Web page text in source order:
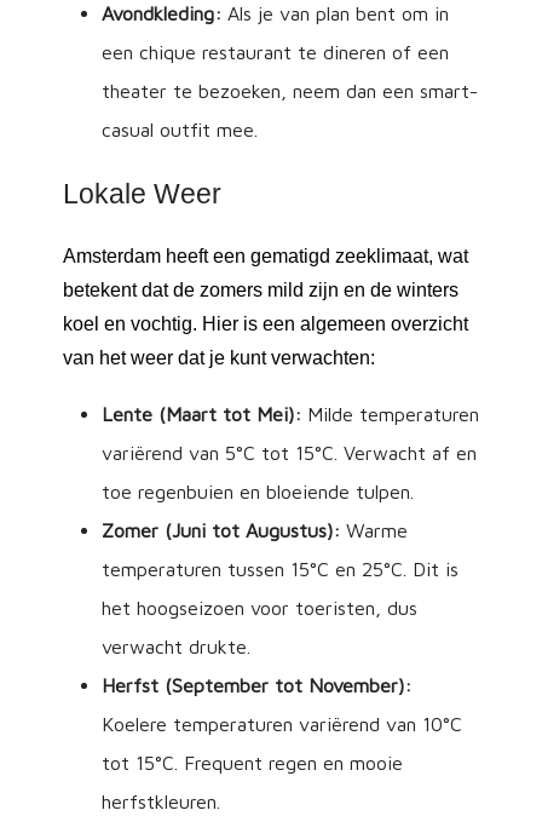
Avondkleding: Als je van plan bent om in
een chique restaurant te dineren of een
theater te bezoeken, neem dan een smart-
casual outfit mee.
Lokale Weer
Amsterdam heeft een gematigd zeeklimaat, wat
betekent dat de zomers mild zijn en de winters
koel en vochtig. Hier is een algemeen overzicht
van het weer dat je kunt verwachten:
Lente (Maart tot Mei): Milde temperaturen
variërend van 5°C tot 15°C. Verwacht af en
toe regenbuien en bloeiende tulpen.
Zomer (Juni tot Augustus): Warme
temperaturen tussen 15°C en 25°C. Dit is
het hoogseizoen voor toeristen, dus
verwacht drukte.
Herfst (September tot November):
Koelere temperaturen variërend van 10°C
tot 15°C. Frequent regen en mooie
herfstkleuren.